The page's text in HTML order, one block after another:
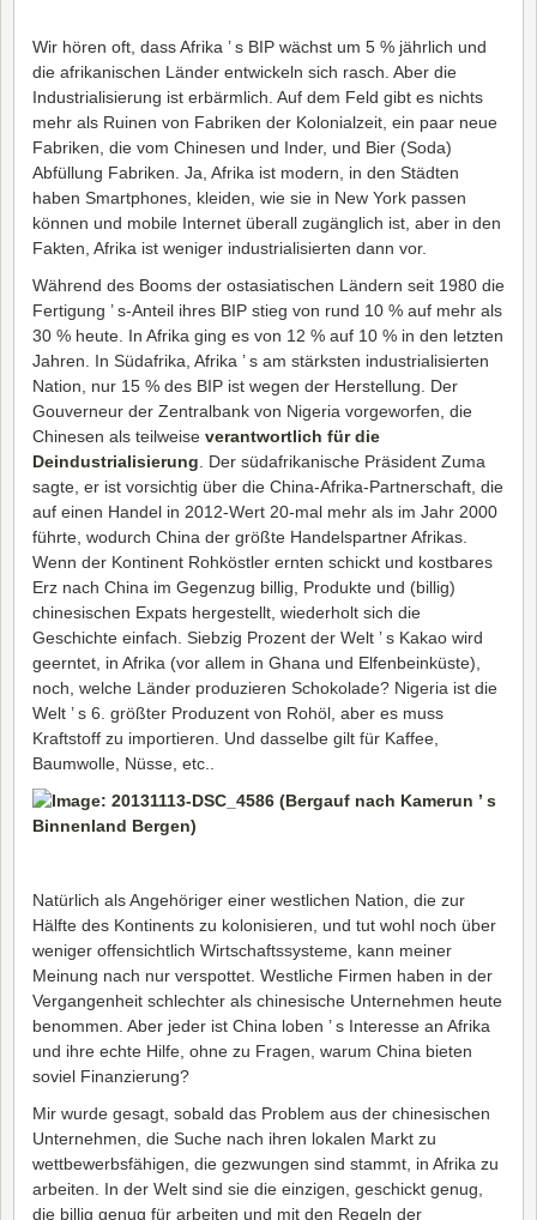
Wir hören oft, dass Afrika ’ s BIP wächst um 5 % jährlich und
die afrikanischen Länder entwickeln sich rasch. Aber die
Industrialisierung ist erbärmlich. Auf dem Feld gibt es nichts
mehr als Ruinen von Fabriken der Kolonialzeit, ein paar neue
Fabriken, die vom Chinesen und Inder, und Bier (Soda)
Abfüllung Fabriken. Ja, Afrika ist modern, in den Städten
haben Smartphones, kleiden, wie sie in New York passen
können und mobile Internet überall zugänglich ist, aber in den
Fakten, Afrika ist weniger industrialisierten dann vor.
Während des Booms der ostasiatischen Ländern seit 1980 die
Fertigung ’ s-Anteil ihres BIP stieg von rund 10 % auf mehr als
30 % heute. In Afrika ging es von 12 % auf 10 % in den letzten
Jahren. In Südafrika, Afrika ’ s am stärksten industrialisierten
Nation, nur 15 % des BIP ist wegen der Herstellung. Der
Gouverneur der Zentralbank von Nigeria vorgeworfen, die
Chinesen als teilweise verantwortlich für die
Deindustrialisierung. Der südafrikanische Präsident Zuma
sagte, er ist vorsichtig über die China-Afrika-Partnerschaft, die
auf einen Handel in 2012-Wert 20-mal mehr als im Jahr 2000
führte, wodurch China der größte Handelspartner Afrikas.
Wenn der Kontinent Rohköstler ernten schickt und kostbares
Erz nach China im Gegenzug billig, Produkte und (billig)
chinesischen Expats hergestellt, wiederholt sich die
Geschichte einfach. Siebzig Prozent der Welt ’ s Kakao wird
geerntet, in Afrika (vor allem in Ghana und Elfenbeinküste),
noch, welche Länder produzieren Schokolade? Nigeria ist die
Welt ’ s 6. größter Produzent von Rohöl, aber es muss
Kraftstoff zu importieren. Und dasselbe gilt für Kaffee,
Baumwolle, Nüsse, etc..
Natürlich als Angehöriger einer westlichen Nation, die zur
Hälfte des Kontinents zu kolonisieren, und tut wohl noch über
weniger offensichtlich Wirtschaftssysteme, kann meiner
Meinung nach nur verspottet. Westliche Firmen haben in der
Vergangenheit schlechter als chinesische Unternehmen heute
benommen. Aber jeder ist China loben ’ s Interesse an Afrika
und ihre echte Hilfe, ohne zu Fragen, warum China bieten
soviel Finanzierung?
Mir wurde gesagt, sobald das Problem aus der chinesischen
Unternehmen, die Suche nach ihren lokalen Markt zu
wettbewerbsfähigen, die gezwungen sind stammt, in Afrika zu
arbeiten. In der Welt sind sie die einzigen, geschickt genug,
die billig genug für arbeiten und mit den Regeln der